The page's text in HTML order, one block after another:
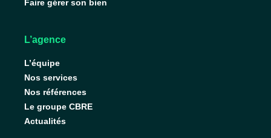
Faire gérer son bien
L’agence
L’équipe
Nos services
Nos références
Le groupe CBRE
Actualités